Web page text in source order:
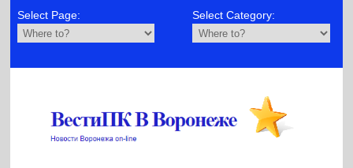
Select Page: Select Category: